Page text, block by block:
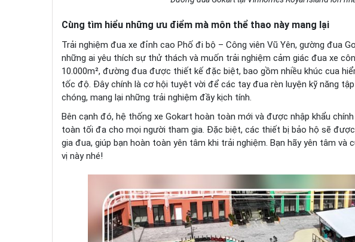
Cùng tìm hiểu những ưu điểm mà môn thể thao này mang lại
Trải nghiệm đua xe đỉnh cao Phố đi bộ – Công viên Vũ Yên, gường đua
những ai yêu thích sự thử thách và muốn trải nghiệm cảm giác đua xe
10.000m², đường đua được thiết kế đặc biệt, bao gồm nhiều khúc cua
tốc độ. Đây chính là cơ hội tuyệt vời để các tay đua rèn luyện kỹ năng tập
chóng, mang lại những trải nghiệm đầy kịch tính.
Bên cạnh đó, hệ thống xe Gokart hoàn toàn mới và được nhập khẩu
toàn tối đa cho mọi người tham gia. Đặc biệt, các thiết bị bảo hộ sẽ
gia đua, giúp bạn hoàn toàn yên tâm khi trải nghiệm. Bạn hãy yên tâm và
vị này nhé!